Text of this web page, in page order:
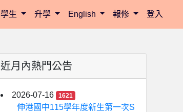
學生 升學 English 報修 登入
近月內熱門公告
2026-07-16 1621
伸港國中115學年度新生第一次S